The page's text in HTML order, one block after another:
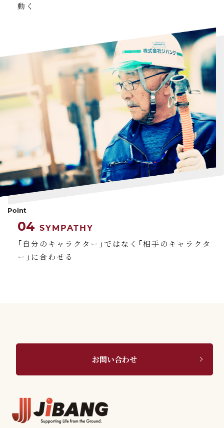
動く
Point
04 SYMPATHY
「自分のキャラクター」ではなく「相手のキャラクタ
ー」に合わせる
お問い合わせ